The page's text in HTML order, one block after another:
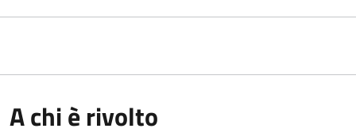
A chi è rivolto